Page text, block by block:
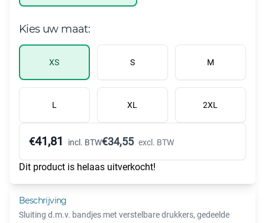
Kies uw maat:
XS S M
L XL 2XL
€41,81 incl. BTW€34,55 excl. BTW
Dit product is helaas uitverkocht!
Beschrijving
Sluiting d.m.v. bandjes met verstelbare drukkers, gedeelde